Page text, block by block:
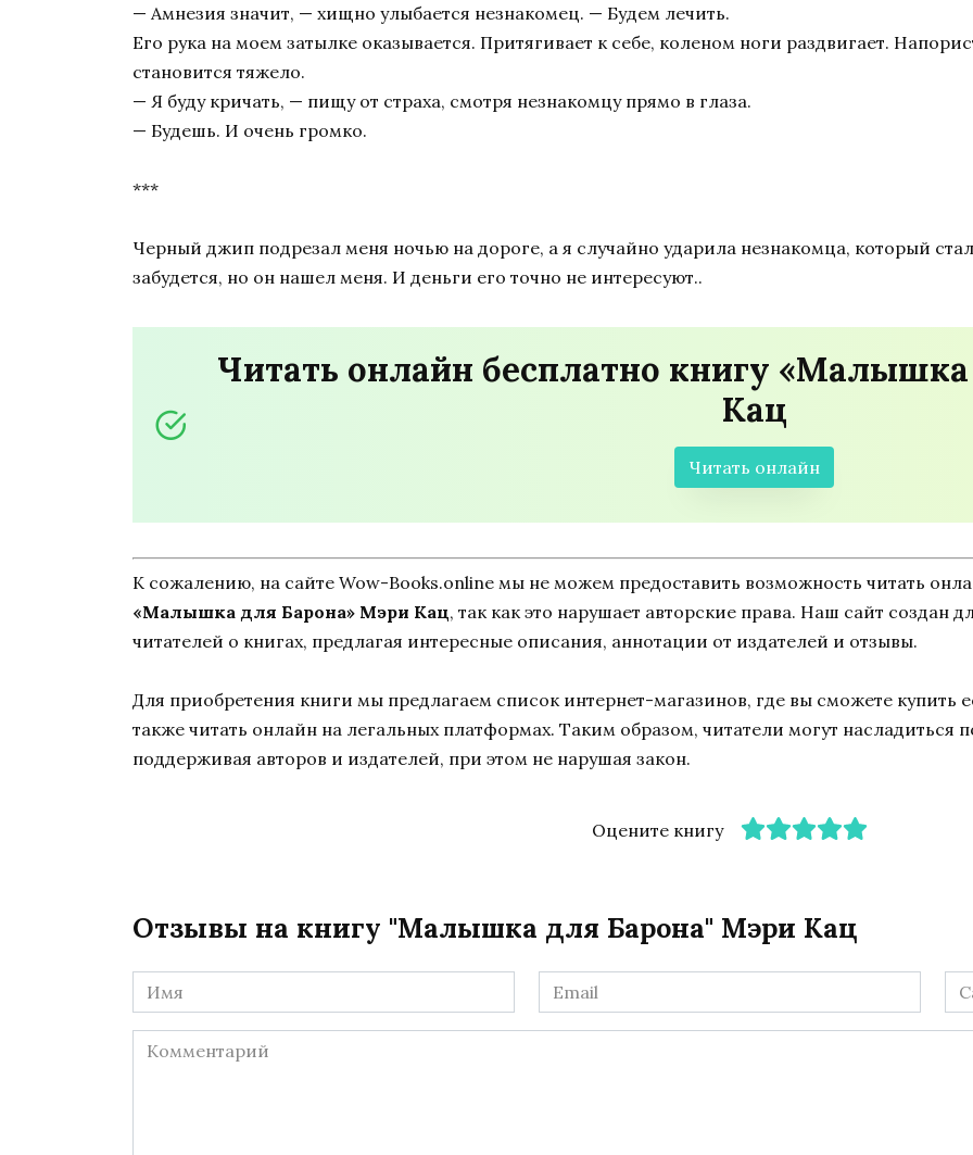
— Амнезия значит, — хищно улыбается незнакомец. — Будем лечить.
Его рука на моем затылке оказывается. Притягивает к себе, коленом ноги раздвигает.
становится тяжело.
— Я буду кричать, — пищу от страха, смотря незнакомцу прямо в глаза.
— Будешь. И очень громко.
***
Черный джип подрезал меня ночью на дороге, а я случайно ударила незнакомца, который
забудется, но он нашел меня. И деньги его точно не интересуют..
Читать онлайн бесплатно книгу
Кац
Читать онлайн
К сожалению, на сайте Wow-Books.online мы не можем предоставить возможность читать
«Малышка для Барона» Мэри Кац, так как это нарушает авторские права. Наш сайт создан
читателей о книгах, предлагая интересные описания, аннотации от издателей и отзывы.
Для приобретения книги мы предлагаем список интернет-магазинов, где вы сможете купить
также читать онлайн на легальных платформах. Таким образом, читатели могут насладиться
поддерживая авторов и издателей, при этом не нарушая закон.
Оцените книгу
Отзывы на книгу "Малышка для Барона" Мэри Кац
Имя
*
Email
*
Комментарий